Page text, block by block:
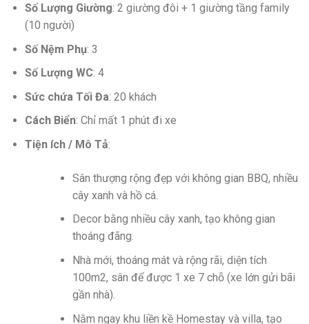
Số Lượng Giường: 2 giường đôi + 1 giường tầng family
(10 người)
Số Nệm Phụ: 3
Số Lượng WC: 4
Sức chứa Tối Đa: 20 khách
Cách Biển: Chỉ mất 1 phút đi xe
Tiện ích / Mô Tả:
Sân thượng rộng đẹp với không gian BBQ, nhiều
cây xanh và hồ cá.
Decor bằng nhiều cây xanh, tạo không gian
thoáng đãng.
Nhà mới, thoáng mát và rộng rãi, diện tích
100m2, sân để được 1 xe 7 chỗ (xe lớn gửi bãi
gần nhà).
Nằm ngay khu liền kề Homestay và villa, tạo